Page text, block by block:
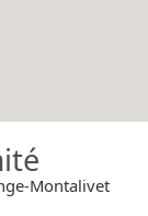
Montalivet